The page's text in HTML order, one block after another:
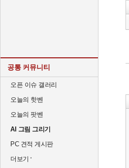
공통 커뮤니티
오픈 이슈 갤러리
오늘의 핫벤
오늘의 팟벤
AI 그림 그리기
PC 견적 게시판
더보기